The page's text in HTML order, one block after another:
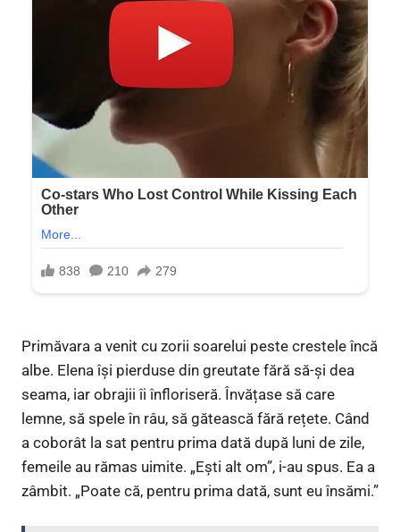
Primăvara a venit cu zorii soarelui peste crestele încă
albe. Elena își pierduse din greutate fără să-și dea
seama, iar obrajii îi înfloriseră. Învățase să care
lemne, să spele în râu, să gătească fără rețete. Când
a coborât la sat pentru prima dată după luni de zile,
femeile au rămas uimite. „Ești alt om”, i-au spus. Ea a
zâmbit. „Poate că, pentru prima dată, sunt eu însămi.”